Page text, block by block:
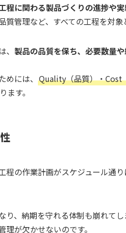
程に関わる製品づくりの進捗や
質管理など、すべての工程を対象
製品の品質を保ち、必要数量
めには、 Quality（品質）・Cost
ます。
程の作業計画がスケジュール通り
り、納期を守れる体制も崩れて
理が欠かせないのです。